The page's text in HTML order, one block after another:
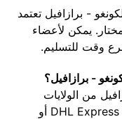
- برازافيل تعتمد
يمكن لأعضاء
- برازافيل؟
من الولايات
المتحدة هي اختيار طرق شحن أبطأ مثل DHL Express أو